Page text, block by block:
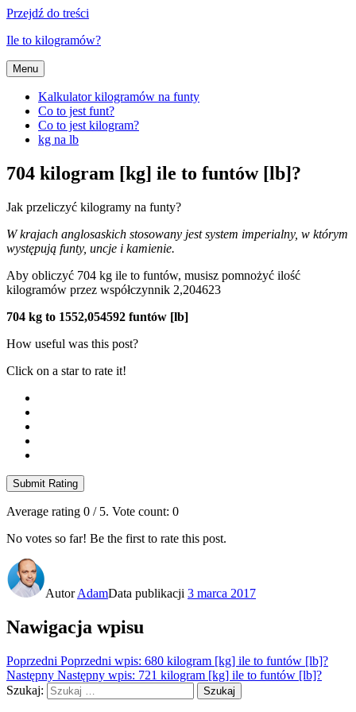
Przejdź do treści
Ile to kilogramów?
Menu
Kalkulator kilogramów na funty
Co to jest funt?
Co to jest kilogram?
kg na lb
704 kilogram [kg] ile to funtów [lb]?
Jak przeliczyć kilogramy na funty?
W krajach anglosaskich stosowany jest system imperialny, w którym
występują funty, uncje i kamienie.
Aby obliczyć 704 kg ile to funtów, musisz pomnożyć ilość
kilogramów przez współczynnik 2,204623
704 kg to 1552,054592 funtów [lb]
How useful was this post?
Click on a star to rate it!
Submit Rating
Average rating 0 / 5. Vote count: 0
No votes so far! Be the first to rate this post.
AutorAdamData publikacji 3 marca 2017
Nawigacja wpisu
Poprzedni Poprzedni wpis: 680 kilogram [kg] ile to funtów [lb]?
Następny Następny wpis: 721 kilogram [kg] ile to funtów [lb]?
Szukaj:
Szukaj